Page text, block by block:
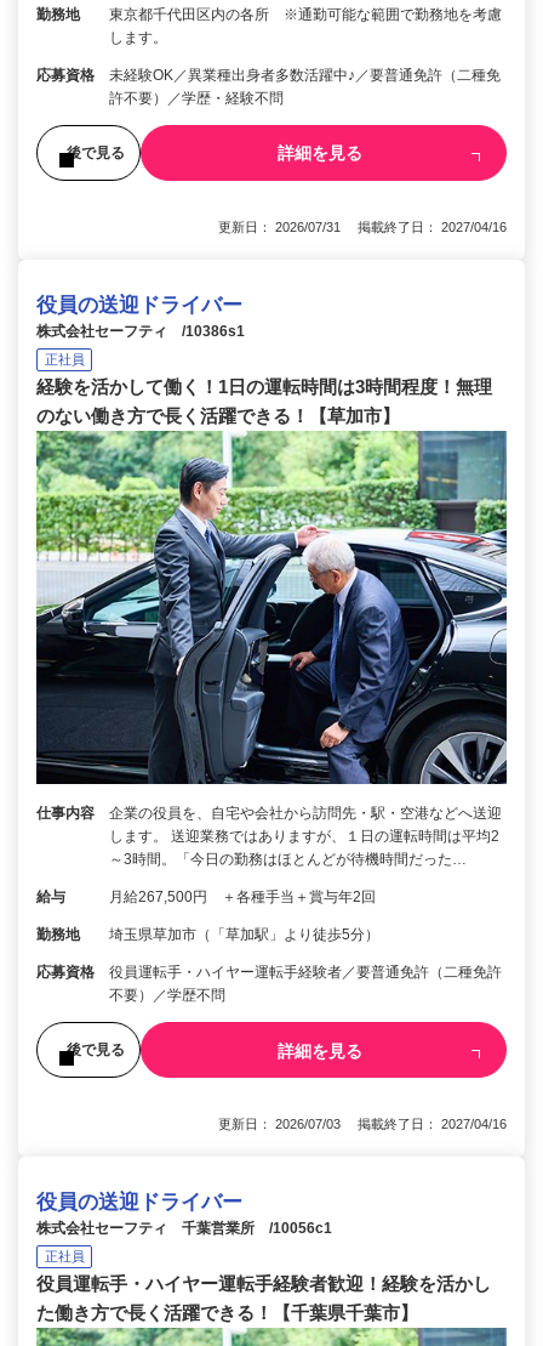
勤務地
東京都千代田区内の各所 ※通勤可能な範囲で勤務地を考慮
します。
応募資格
未経験OK／異業種出身者多数活躍中♪／要普通免許（二種免
許不要）／学歴・経験不問
後で見る 詳細を見る
更新日： 2026/07/31 掲載終了日： 2027/04/16
役員の送迎ドライバー
株式会社セーフティ /10386s1
正社員
経験を活かして働く！1日の運転時間は3時間程度！無理
のない働き方で長く活躍できる！【草加市】
仕事内容
企業の役員を、自宅や会社から訪問先・駅・空港などへ送迎
します。 送迎業務ではありますが、１日の運転時間は平均2
～3時間。「今日の勤務はほとんどが待機時間だった…
給与 月給267,500円 ＋各種手当＋賞与年2回
勤務地 埼玉県草加市（「草加駅」より徒歩5分）
応募資格
役員運転手・ハイヤー運転手経験者／要普通免許（二種免許
不要）／学歴不問
後で見る 詳細を見る
更新日： 2026/07/03 掲載終了日： 2027/04/16
役員の送迎ドライバー
株式会社セーフティ 千葉営業所 /10056c1
正社員
役員運転手・ハイヤー運転手経験者歓迎！経験を活かし
た働き方で長く活躍できる！【千葉県千葉市】